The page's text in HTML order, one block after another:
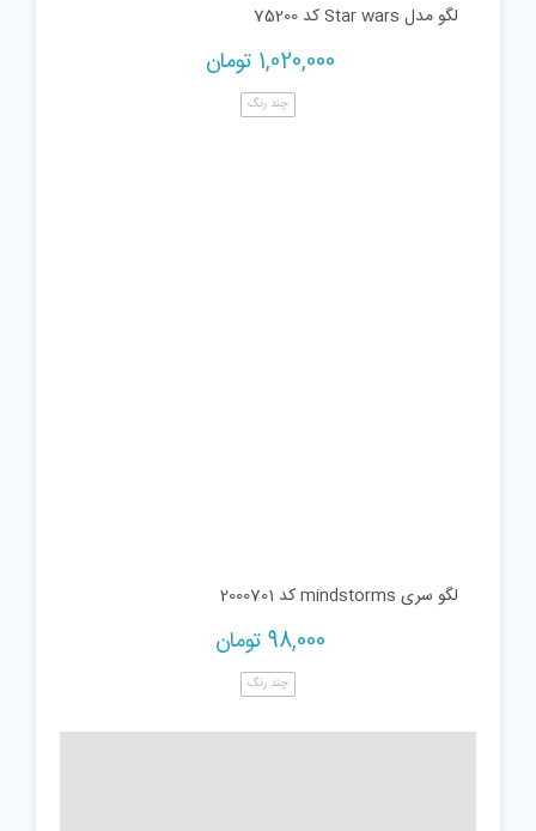
لگو مدل Star wars کد 75200
1,020,000 تومان
چند رنگ
لگو سری mindstorms کد 2000701
98,000 تومان
چند رنگ